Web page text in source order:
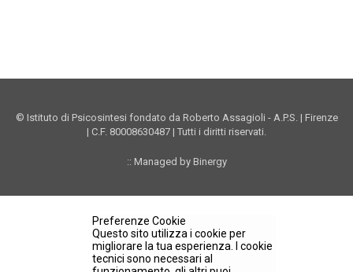
© Istituto di Psicosintesi fondato da Roberto Assagioli - A.P.S. | Firenze
| C.F. 80008630487 | Tutti i diritti riservati.
:: Managed by Binergy
Preferenze Cookie
Questo sito utilizza i cookie per
migliorare la tua esperienza. I cookie
tecnici sono necessari al